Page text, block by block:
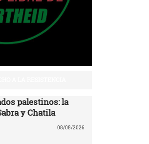
palestinos: la
y Chatila
08/08/2026